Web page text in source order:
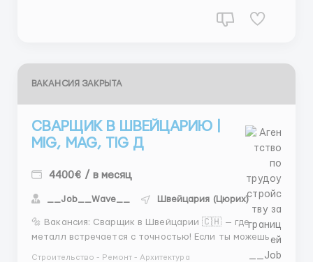
ВАКАНСИЯ ЗАКРЫТА
СВАРЩИК В ШВЕЙЦАРИЮ |
MIG, MAG, TIG Д
4400€ / в месяц
__Job__Wave__ Швейцария (Цюрих)
🔩 Вакансия: Сварщик в Швейцарии 🇨🇭 — где
металл встречается с точностью! Если ты можешь
Строительство - Ремонт - Архитектура